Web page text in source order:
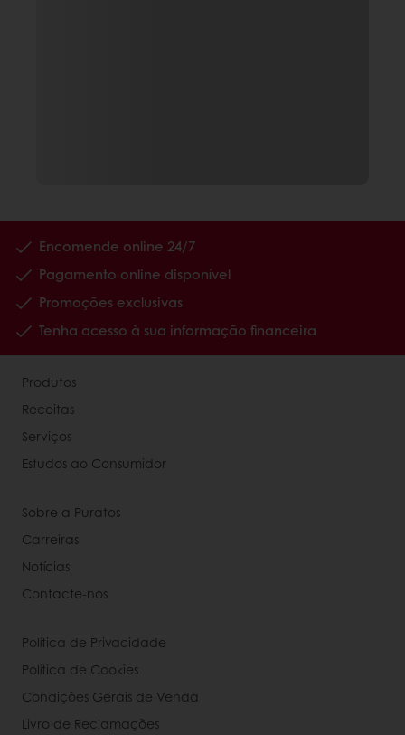
Encomende online 24/7
Pagamento online disponível
Promoções exclusivas
Tenha acesso à sua informação financeira
Produtos
Receitas
Serviços
Estudos ao Consumidor
Sobre a Puratos
Carreiras
Notícias
Contacte-nos
Política de Privacidade
Política de Cookies
Condições Gerais de Venda
Livro de Reclamações